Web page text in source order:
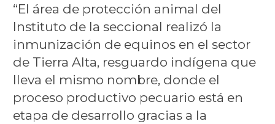
“El área de protección animal del
Instituto de la seccional realizó la
inmunización de equinos en el sector
de Tierra Alta, resguardo indígena que
lleva el mismo nombre, donde el
proceso productivo pecuario está en
etapa de desarrollo gracias a la